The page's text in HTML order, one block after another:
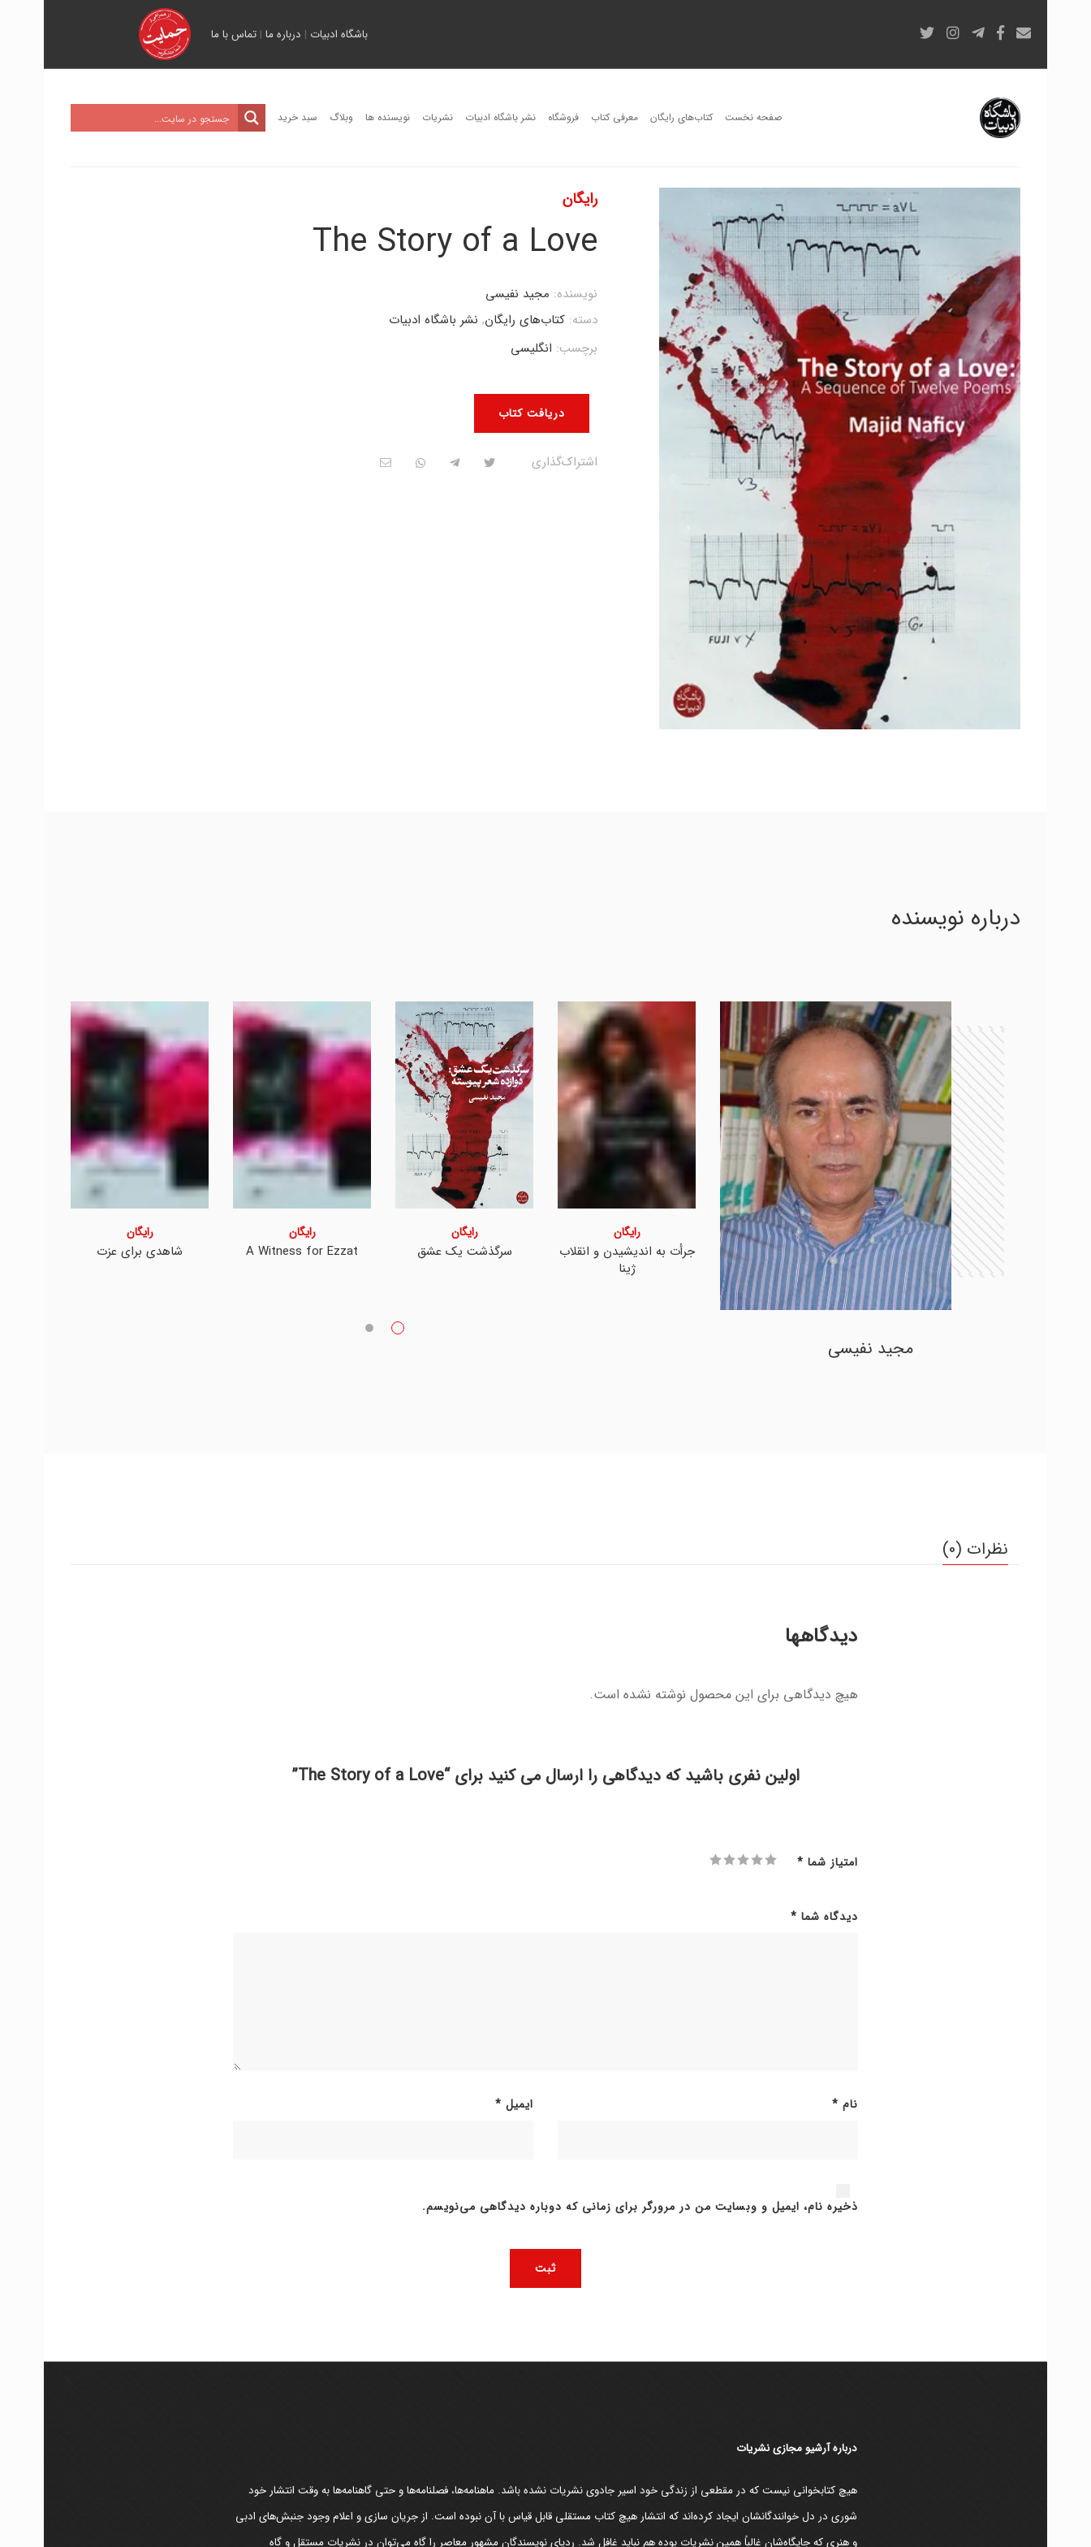
باشگاه ادبیات | درباره ما |تماس با ما
صفحه نخست کتاب‌های رایگان معرفی کتاب فروشگاه نشر باشگاه ادبیات نشریات نویسنده ها وبلاگ سبد خرید
رایگان
The Story of a Love
دریافت کتاب
نویسنده: مجید نفیسی
دسته: کتاب‌های رایگان, نشر باشگاه ادبیات
برچسب: انگلیسی
اشتراک‌گذاری
درباره نویسنده
مجید نفیسی
جرأت به اندیشیدن و انقلاب
ژینا
رایگان
سرگذشت یک عشق
رایگان
A Witness for Ezzat
رایگان
شاهدی برای عزت
رایگان
نظرات (0)
دیدگاهها
هیچ دیدگاهی برای این محصول نوشته نشده است.
اولین نفری باشید که دیدگاهی را ارسال می کنید برای “The Story of a Love”
امتیاز شما *
دیدگاه شما *
نام * ایمیل *
ذخیره نام، ایمیل و وبسایت من در مرورگر برای زمانی که دوباره دیدگاهی می‌نویسم.
دربارۀ آرشیو مجازی نشریات
هیچ کتابخوانی نیست که در مقطعی از زندگی خود اسیر جادوی نشریات نشده باشد. ماهنامه‌ها، فصلنامه‌ها و حتی گاهنامه‌ها به وقت انتشار خود
شوری در دل خوانندگانشان ایجاد کرده‌اند که انتشار هیچ کتاب مستقلی قابل قیاس با آن نبوده است. از جریان سازی و اعلام وجود جنبش‌های ادبی
و هنری که جایگاه‌شان غالباً همین نشریات بوده هم نباید غافل شد. ردپای نویسندگان مشهور معاصر را گاه می‌توان در نشریات مستقل و گاه